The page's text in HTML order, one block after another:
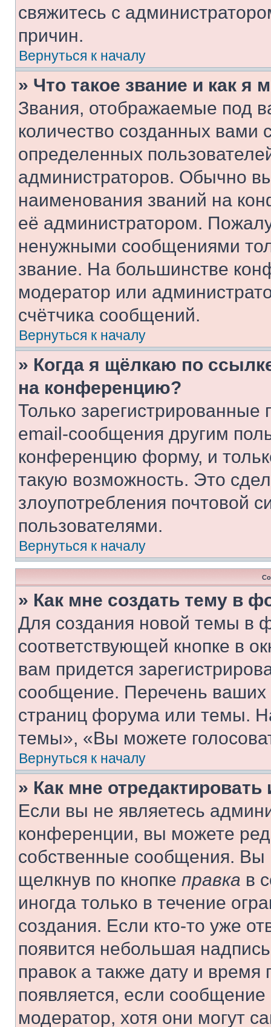
свяжитесь с
причин.
Вернуться к началу
» Что такое звание и как я
Звания, отображаемые под
количество созданных
определенных
администраторов. Обычно
наименования званий на
её администратором.
ненужными сообщениями
звание. На большинстве
модератор или
счётчика сообщений.
Вернуться к началу
» Когда я щёлкаю по
на конференцию?
Только зарегистрированные
email-сообщения другим
конференцию форму, и
такую возможность. Это
злоупотребления почтовой
пользователями.
Вернуться к началу
» Как мне создать тему в
Для создания новой темы в
соответствующей кнопке в
вам придется
сообщение. Перечень ваших
страниц форума или темы.
темы», «Вы можете
Вернуться к началу
» Как мне
Если вы не являетесь
конференции, вы можете
собственные сообщения. Вы
щелкнув по кнопке правка в
иногда только в течение
создания. Если кто-то уже
появится небольшая
правок а также дату и
появляется, если
модератор, хотя они могут